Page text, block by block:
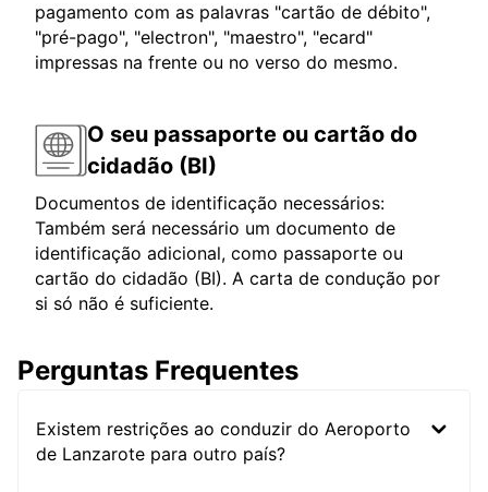
pagamento com as palavras "cartão de débito",
"pré-pago", "electron", "maestro", "ecard"
impressas na frente ou no verso do mesmo.
O seu passaporte ou cartão do
cidadão (BI)
Documentos de identificação necessários:
Também será necessário um documento de
identificação adicional, como passaporte ou
cartão do cidadão (BI). A carta de condução por
si só não é suficiente.
Perguntas Frequentes
Existem restrições ao conduzir do Aeroporto
de Lanzarote para outro país?